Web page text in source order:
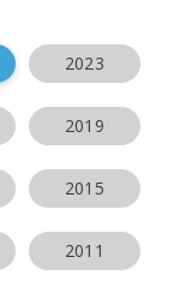
2023
2019
2015
2011